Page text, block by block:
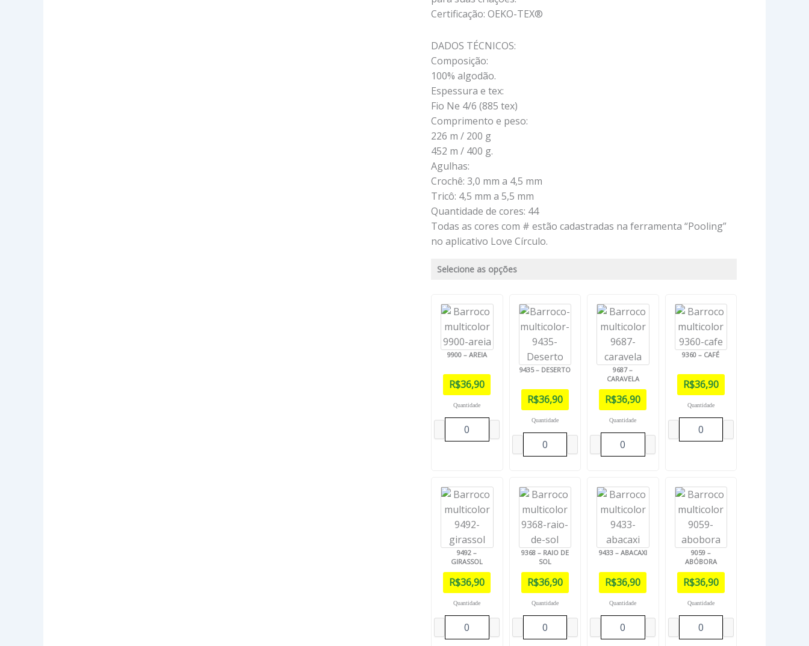
Certificação: OEKO-TEX®
DADOS TÉCNICOS:
Composição:
100% algodão.
Espessura e tex:
Fio Ne 4/6 (885 tex)
Comprimento e peso:
226 m / 200 g
452 m / 400 g.
Agulhas:
Crochê: 3,0 mm a 4,5 mm
Tricô: 4,5 mm a 5,5 mm
Quantidade de cores: 44
Todas as cores com # estão cadastradas na ferramenta “Pooling”
no aplicativo Love Círculo.
Selecione as opções
9900 – AREIA
R$36,90
Quantidade
9435 – DESERTO
R$36,90
Quantidade
9687 –
CARAVELA
R$36,90
Quantidade
9360 – CAFÉ
R$36,90
Quantidade
9492 –
GIRASSOL
R$36,90
Quantidade
9368 – RAIO DE
SOL
R$36,90
Quantidade
9433 – ABACAXI
R$36,90
Quantidade
9059 –
ABÓBORA
R$36,90
Quantidade